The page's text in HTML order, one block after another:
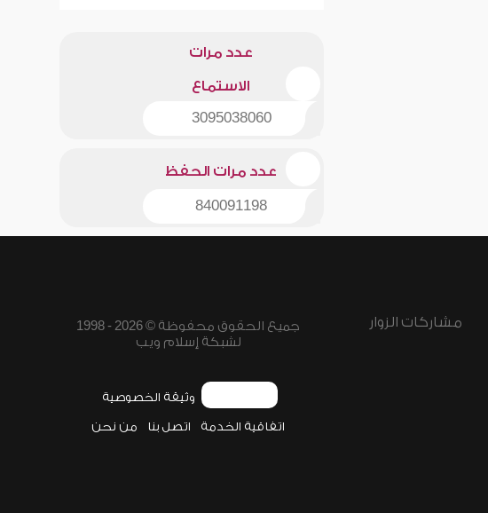
عدد مرات
الاستماع
3095038060
عدد مرات الحفظ
840091198
مشاركات الزوار
جميع الحقوق محفوظة © 2026 - 1998
لشبكة إسلام ويب
وثيقة الخصوصية
اتفاقية الخدمة اتصل بنا من نحن